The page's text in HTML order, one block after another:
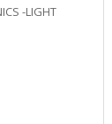
-LIGHT